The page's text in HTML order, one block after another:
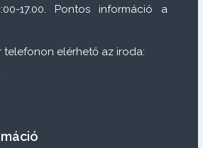
17.00. Pontos információ a
telefonon elérhető az iroda: